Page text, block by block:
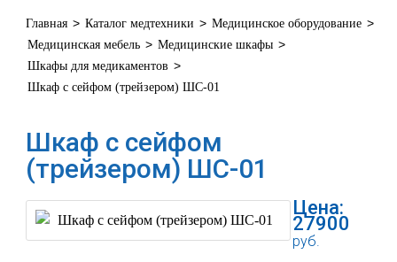
Главная > Каталог медтехники > Медицинское оборудование >
Медицинская мебель > Медицинские шкафы >
Шкафы для медикаментов >
Шкаф с сейфом (трейзером) ШС-01
Шкаф с сейфом
(трейзером) ШС-01
Цена:
27900
руб.